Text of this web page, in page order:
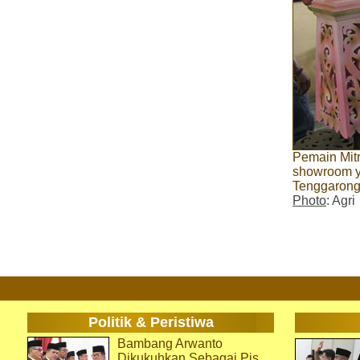
Pemain
showroom
Tenggarong
Photo: Agri
Politik & Peristiwa
Bambang Arwanto